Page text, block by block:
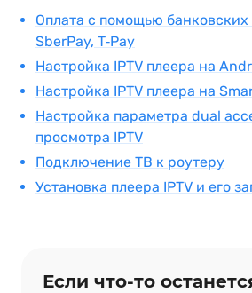
Оплата с помощью банковских
SberPay, T‑Pay
Настройка IPTV плеера на
Настройка IPTV плеера на
Настройка параметра dual
просмотра IPTV
Подключение ТВ к роутеру
Установка плеера IPTV и его
Если что‑то